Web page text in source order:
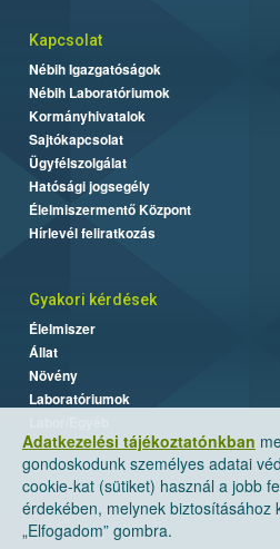
Adatkezelési tájékoztatónkban
gondoskodunk személyes adatai
cookie-kat (sütiket) használ a jobb
érdekében, melynek biztosításához
„Elfogadom” gombra.
Kapcsolat
Nébih Igazgatóságok
Nébih Laboratóriumok
Kormányhivatalok
Sajtókapcsolat
Ügyfélszolgálat
Hatósági jogsegély
Élelmiszermentő Központ
Hírlevél feliratkozás
Gyakori kérdések
Élelmiszer
Állat
Növény
Laboratóriumok